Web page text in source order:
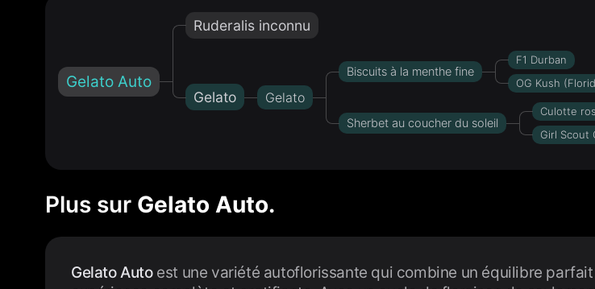
Gelato Auto
Ruderalis inconnu
Gelato Gelato
Biscuits à la menthe fine
F1 Durban
OG Kush
Sherbet au coucher du soleil
Culotte
Girl Scout
Plus sur Gelato Auto.
Gelato Autoest une variété autoflorissante qui combine un équilibre